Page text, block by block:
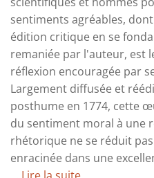
sentiments agréables,
édition critique en se
remaniée par l'auteur, est
réflexion encouragée par
Largement diffusée et
posthume en 1774, cette
du sentiment moral à une
rhétorique ne se réduit
enracinée dans une